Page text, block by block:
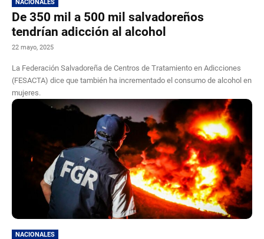
NACIONALES
De 350 mil a 500 mil salvadoreños
tendrían adicción al alcohol
22 mayo, 2025
La Federación Salvadoreña de Centros de Tratamiento en Adicciones
(FESACTA) dice que también ha incrementado el consumo de alcohol en
mujeres.
NACIONALES